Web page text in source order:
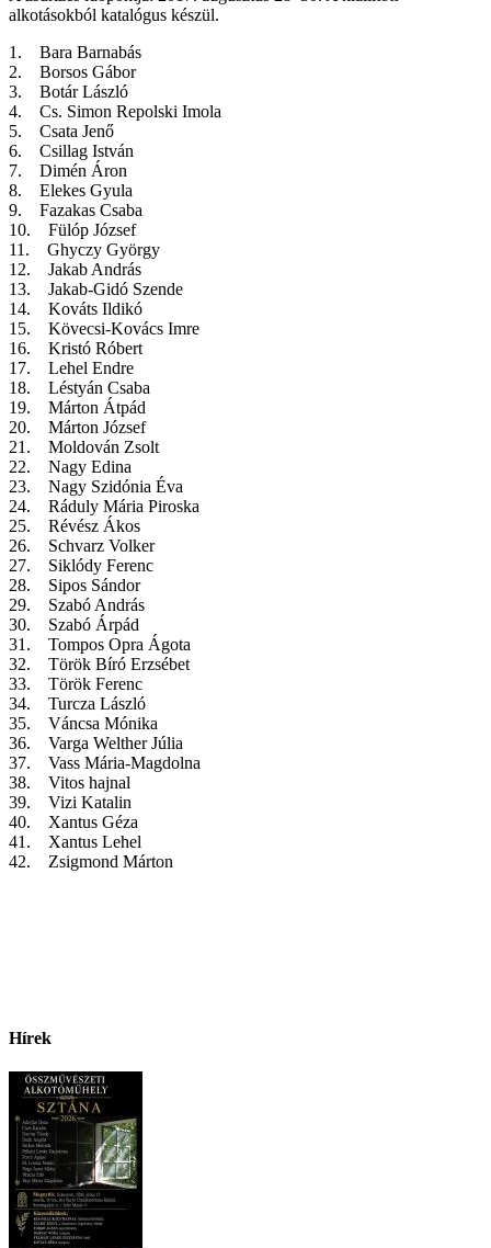
alkotásokból katalógus készül.
1. Bara Barnabás
2. Borsos Gábor
3. Botár László
4. Cs. Simon Repolski Imola
5. Csata Jenő
6. Csillag István
7. Dimén Áron
8. Elekes Gyula
9. Fazakas Csaba
10. Fülóp József
11. Ghyczy György
12. Jakab András
13. Jakab-Gidó Szende
14. Kováts Ildikó
15. Kövecsi-Kovács Imre
16. Kristó Róbert
17. Lehel Endre
18. Léstyán Csaba
19. Márton Átpád
20. Márton József
21. Moldován Zsolt
22. Nagy Edina
23. Nagy Szidónia Éva
24. Ráduly Mária Piroska
25. Révész Ákos
26. Schvarz Volker
27. Siklódy Ferenc
28. Sipos Sándor
29. Szabó András
30. Szabó Árpád
31. Tompos Opra Ágota
32. Török Bíró Erzsébet
33. Török Ferenc
34. Turcza László
35. Váncsa Mónika
36. Varga Welther Júlia
37. Vass Mária-Magdolna
38. Vitos hajnal
39. Vizi Katalin
40. Xantus Géza
41. Xantus Lehel
42. Zsigmond Márton
Hírek